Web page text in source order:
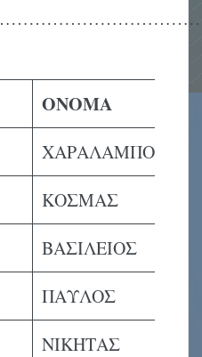
ΟΝΟΜΑ
ΧΑΡΑΛΑΜΠΟΣ
ΚΟΣΜΑΣ
ΒΑΣΙΛΕΙΟΣ
ΠΑΥΛΟΣ
ΝΙΚΗΤΑΣ